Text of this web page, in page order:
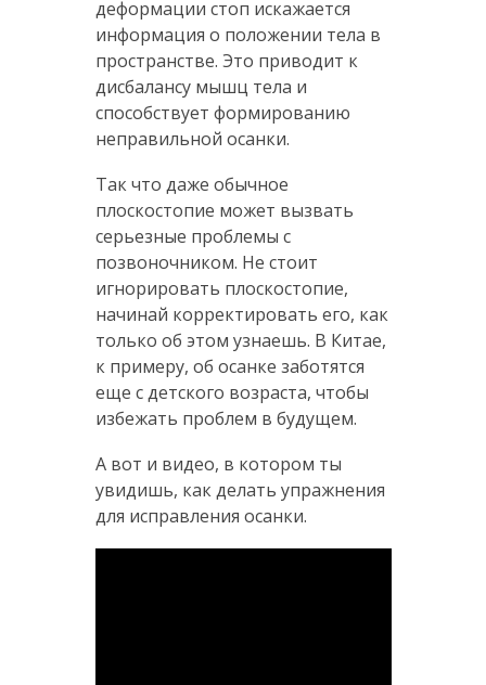
деформации стоп искажается
информация о положении тела в
пространстве. Это приводит к
дисбалансу мышц тела и
способствует формированию
неправильной осанки.
Так что даже обычное
плоскостопие может вызвать
серьезные проблемы с
позвоночником. Не стоит
игнорировать плоскостопие,
начинай корректировать его, как
только об этом узнаешь. В Китае,
к примеру, об осанке заботятся
еще с детского возраста, чтобы
избежать проблем в будущем.
А вот и видео, в котором ты
увидишь, как делать упражнения
для исправления осанки.